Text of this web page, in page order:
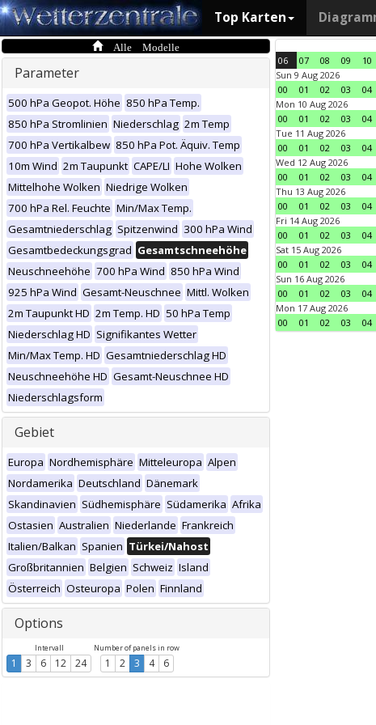
Top Karten
Alle Modelle
Parameter
500 hPa Geopot. Höhe 850 hPa Temp.
850 hPa Stromlinien Niederschlag 2m Temp
700 hPa Vertikalbew 850 hPa Pot. Äquiv. Temp
10m Wind 2m Taupunkt CAPE/LI Hohe Wolken
Mittelhohe Wolken Niedrige Wolken
700 hPa Rel. Feuchte Min/Max Temp.
Gesamtniederschlag Spitzenwind 300 hPa Wind
Gesamtbedeckungsgrad Gesamtschneehöhe
Neuschneehöhe 700 hPa Wind 850 hPa Wind
925 hPa Wind Gesamt-Neuschnee Mittl. Wolken
2m Taupunkt HD 2m Temp. HD 50 hPa Temp
Niederschlag HD Signifikantes Wetter
Min/Max Temp. HD Gesamtniederschlag HD
Neuschneehöhe HD Gesamt-Neuschnee HD
Niederschlagsform
Gebiet
Europa Nordhemisphäre Mitteleuropa Alpen
Nordamerika Deutschland Dänemark
Skandinavien Südhemisphäre Südamerika Afrika
Ostasien Australien Niederlande Frankreich
Italien/Balkan Spanien Türkei/Nahost
Großbritannien Belgien Schweiz Island
Österreich Osteuropa Polen Finnland
Options
Intervall
1 3 6 12 24
Number of panels in row
1 2 3 4 6
06 07 08 09 10
Sun 9 Aug 2026
00
01 02 03 04
Mon 10 Aug 2026
00
01 02 03 04
Tue 11 Aug 2026
00
01 02 03 04
Wed 12 Aug 2026
00
01 02 03 04
Thu 13 Aug 2026
00
01 02 03 04
Fri 14 Aug 2026
00
01 02 03 04
Sat 15 Aug 2026
00
01 02 03 04
Sun 16 Aug 2026
00
01 02 03 04
Mon 17 Aug 2026
00
01 02 03 04